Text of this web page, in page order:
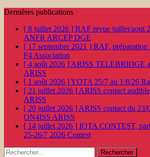
Dernières publications
[ 8 juillet 2026 ] RAF revue juillet/aout
ANFR ARCEP DGE
[ 17 septembre 2021 ] RAF, préparation
F4 Association
[ 4 août 2026 ] ARISS TELEBRIDGE
ARISS
[ 1 août 2026 ]YOTA 25/7 au 1/8/26
[ 21 juillet 2026 ] ARISS contact
ARISS
[ 20 juillet 2026 ] ARISS contact du 23/
ON4ISS ARISS
[ 14 juillet 2026 ] IOTA CONTEST,
25-26/7 2026 Contest
Rechercher :